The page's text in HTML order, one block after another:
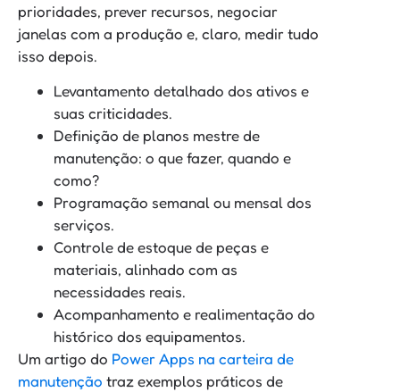
prioridades, prever recursos, negociar
janelas com a produção e, claro, medir tudo
isso depois.
Levantamento detalhado dos ativos e
suas criticidades.
Definição de planos mestre de
manutenção: o que fazer, quando e
como?
Programação semanal ou mensal dos
serviços.
Controle de estoque de peças e
materiais, alinhado com as
necessidades reais.
Acompanhamento e realimentação do
histórico dos equipamentos.
Um artigo do Power Apps na carteira de
manutenção traz exemplos práticos de